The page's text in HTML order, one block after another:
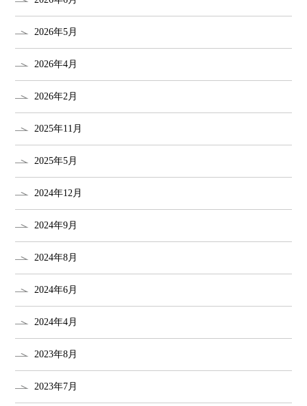
2026年5月
2026年4月
2026年2月
2025年11月
2025年5月
2024年12月
2024年9月
2024年8月
2024年6月
2024年4月
2023年8月
2023年7月